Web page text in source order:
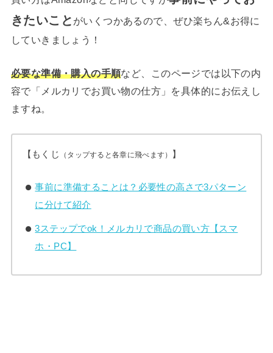
きたいこと がいくつかあるので、ぜひ楽ちん&お得に
していきましょう！
必要な準備・購入の手順など、このページでは以下の内
容で「メルカリでお買い物の仕方」を具体的にお伝えし
ますね。
【もくじ （タップすると各章に飛べます） 】
事前に準備することは？必要性の高さで3パターン
に分けて紹介
3ステップでok！メルカリで商品の買い方【スマ
ホ・PC】